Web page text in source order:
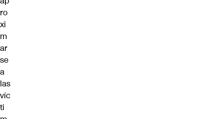
ro
xi
m
ar
se
a
las
víc
ti